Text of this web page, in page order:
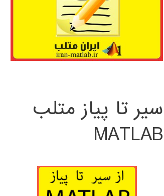
سیر تا پیاز متلب
MATLAB